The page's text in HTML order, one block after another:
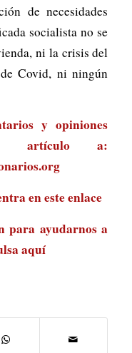
de necesidades
socialista no se
ni la crisis del
Covid, ni ningún
y opiniones
artículo a:
eneste enlace
para ayudarnos a
aquí